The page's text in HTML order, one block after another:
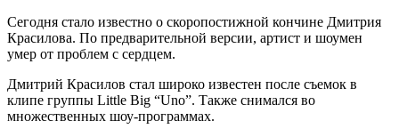
Сегодня стало известно о скоропостижной кончине Дмитрия
Красилова. По предварительной версии, артист и шоумен
умер от проблем с сердцем.
Дмитрий Красилов стал широко известен после съемок в
клипе группы Little Big “Uno”. Также снимался во
множественных шоу-программах.